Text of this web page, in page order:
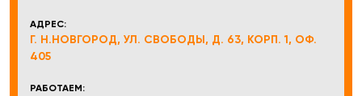
АДРЕС:
Г. Н.НОВГОРОД, УЛ. СВОБОДЫ, Д. 63, КОРП. 1, ОФ.
405
РАБОТАЕМ: